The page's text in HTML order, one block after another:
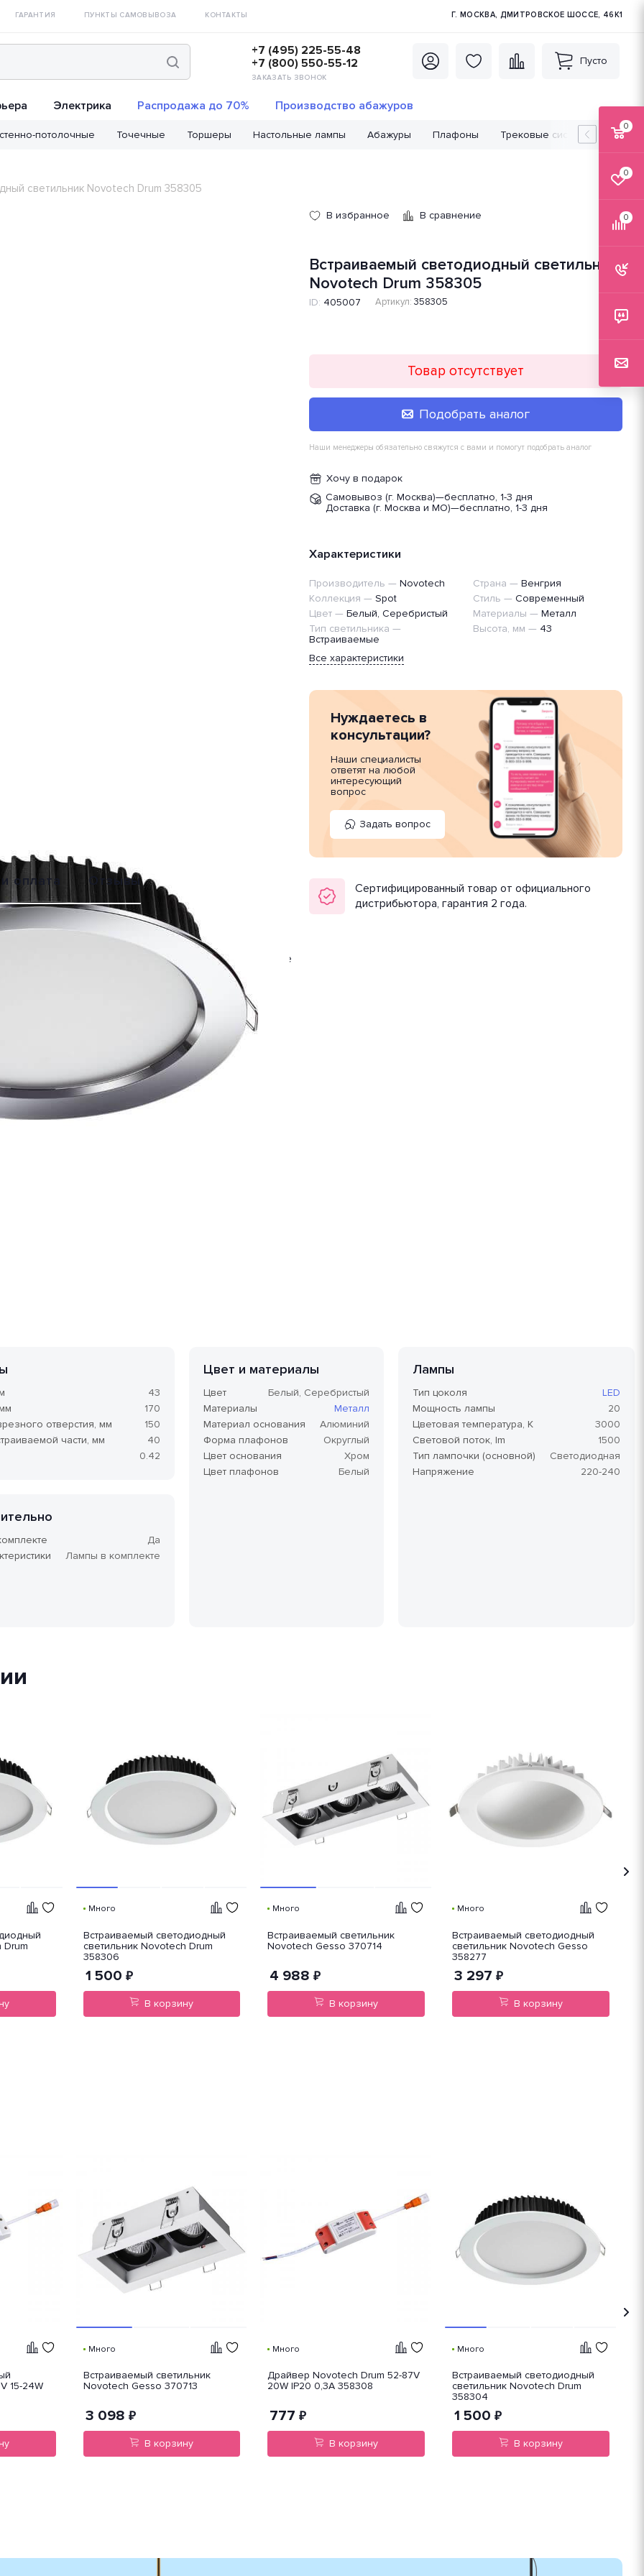
ГАРАНТИЯ ПУНКТЫ САМОВЫВОЗА КОНТАКТЫ Г. МОСКВА, ДМИТРОВСКОЕ ШОССЕ, 46К1
+7 (495) 225-55-48
+7 (800) 550-55-12
ЗАКАЗАТЬ ЗВОНОК
Пусто
потолочные Точечные Торшеры Настольные лампы Абажуры Плафоны Трековые системы
Электрика Распродажа до 70% Производство абажуров
светильник Novotech Drum 358305
оплата Отзывы
Novotech (Венгрия). Дизайн-стиль современный.
Цвет товара белый, серебристый. Используемые
Цоколь LED. Вид ламп: светодиодная. Мощность
света 1500 Люмен.
на товар 2,5 года.
часть по высоте 40 мм. Вес товара 0.42 кг.
Детали, необходимые для сборки
службами или маркетплейсом добавляются
при транспортировке - усиление картоном,
В избранное В сравнение
Встраиваемый светодиодный светильник
Novotech Drum 358305
ID: 405007 Артикул: 358305
Товар отсутствует
Подобрать аналог
Наши менеджеры обязательно свяжутся с вами и помогут подобрать аналог
Хочу в подарок
Самовывоз (г. Москва)—бесплатно, 1-3 дня
Доставка (г. Москва и МО)—бесплатно, 1-3 дня
Характеристики
Производитель — Novotech Страна — Венгрия
Коллекция — Spot Стиль — Современный
Цвет — Белый, Серебристый Материалы — Металл
Тип светильника —
Встраиваемые
Высота, мм — 43
Все характеристики
Нуждаетесь в
консультации?
Наши специалисты
ответят на любой
интересующий
вопрос
Задать вопрос
Сертифицированный товар от официального
дистрибьютора, гарантия 2 года.
43
170
отверстия, мм
150
части, мм
40
0.42
Да
Лампы в комплекте
Цвет и материалы
Цвет
Белый, Серебристый
Материалы
Металл
Материал основания
Алюминий
Форма плафонов
Округлый
Цвет основания
Хром
Цвет плафонов
Белый
Лампы
Тип цоколя
LED
Мощность лампы
20
Цветовая температура, K
3000
Световой поток, lm
1500
Тип лампочки (основной)
Светодиодная
Напряжение
220-240
Drum
Много
Встраиваемый светодиодный
светильник Novotech Drum
358306
1 500 ₽
В корзину
Много
Встраиваемый светильник
Novotech Gesso 370714
4 988 ₽
В корзину
Много
Встраиваемый светодиодный
светильник Novotech Gesso
358277
3 297 ₽
В корзину
15-24W
Много
Встраиваемый светильник
Novotech Gesso 370713
3 098 ₽
В корзину
Много
Драйвер Novotech Drum 52-87V
20W IP20 0,3A 358308
777 ₽
В корзину
Много
Встраиваемый светодиодный
светильник Novotech Drum
358304
1 500 ₽
В корзину
0
0
0